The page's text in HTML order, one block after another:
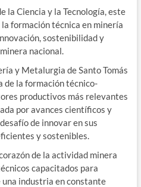
la Ciencia y la Tecnología, este
formación técnica en minería
sostenibilidad y
nacional.
y Metalurgia de Santo Tomás
de la formación técnico-
productivos más relevantes
por avances científicos y
de innovar en sus
y sostenibles.
de la actividad minera
capacitados para
una industria en constante